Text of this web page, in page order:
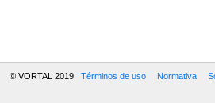
© VORTAL 2019 Términos de uso Normativa